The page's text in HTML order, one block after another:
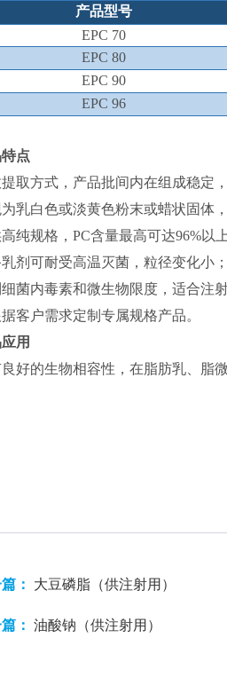
产品型号
EPC 70
EPC 80
EPC 90
EPC 96
点
取方式，产品批间内在组成稳定
乳白色或淡黄色粉末或蜡状固体
纯规格，PC含量最高可达96%以
剂可耐受高温灭菌，粒径变化小；
菌内毒素和微生物限度，适合注
客户需求定制专属规格产品。
用
好的生物相容性，在脂肪乳、脂
篇： 大豆磷脂（供注射用）
： 油酸钠（供注射用）